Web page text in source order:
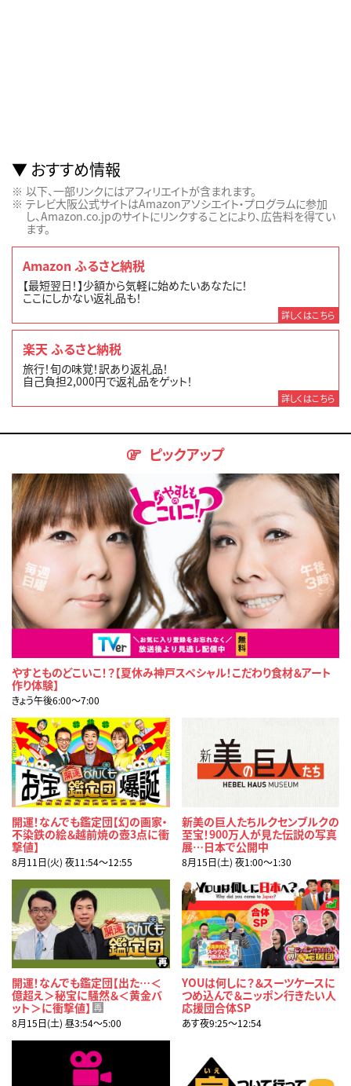
おすすめ情報
以下、一部リンクにはアフィリエイトが含まれます。
テレビ大阪公式サイトはAmazonアソシエイト・プログラムに参加
し、Amazon.co.jpのサイトにリンクすることにより、広告料を得てい
ます。
Amazon ふるさと納税
【最短翌日！】少額から気軽に始めたいあなたに！
ここにしかない返礼品も！
詳しくはこちら
楽天 ふるさと納税
旅行！旬の味覚！訳あり返礼品！
自己負担2,000円で返礼品をゲット！
詳しくはこちら
ピックアップ
やすとものどこいこ！？【夏休み神戸スペシャル！こだわり食材＆アート
作り体験】
きょう午後6:00〜7:00
開運！なんでも鑑定団【幻の画家・
不染鉄の絵＆越前焼の壺3点に衝
撃値】
8月11日(火) 夜11:54〜12:55
新美の巨人たちルクセンブルクの
至宝！900万人が見た伝説の写真
展…日本で公開中
8月15日(土) 夜1:00〜1:30
開運！なんでも鑑定団【出た…＜
億超え＞秘宝に騒然＆＜黄金バ
ット＞に衝撃値】 再
8月15日(土) 昼3:54〜5:00
YOUは何しに？＆スーツケースに
つめ込んで＆ニッポン行きたい人
応援団合体SP
あす夜9:25〜12:54